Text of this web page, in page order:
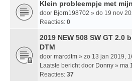
Klein probleempje met
door Bjorn198702 » do 19 nov
Reacties: 0
2019 NEW 508 SW GT 2.0
DTM
door marcdtm » zo 13 jan 2019,
Laatste bericht door Donny » ma
Reacties: 37